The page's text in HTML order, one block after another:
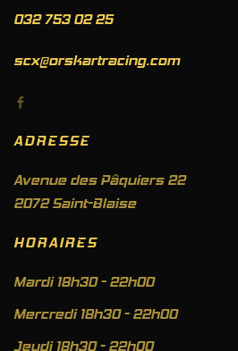
032 753 02 25
scx@orskartracing.com
ADRESSE
Avenue des Pâquiers 22
2072 Saint-Blaise
HORAIRES
Mardi 18h30 - 22h00
Mercredi 18h30 - 22h00
Jeudi 18h30 - 22h00